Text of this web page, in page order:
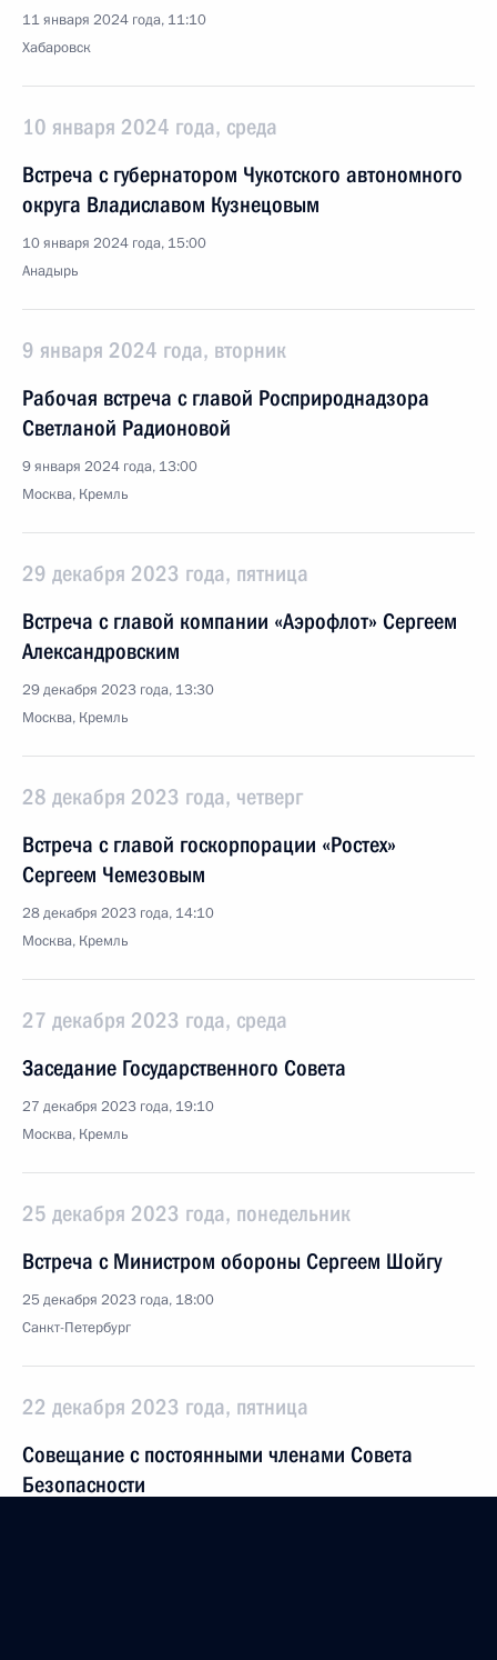
11 января 2024 года, 11:10
Хабаровск
10 января 2024 года, среда
Встреча с губернатором Чукотского автономного
округа Владиславом Кузнецовым
10 января 2024 года, 15:00
Анадырь
9 января 2024 года, вторник
Рабочая встреча с главой Росприроднадзора
Светланой Радионовой
9 января 2024 года, 13:00
Москва, Кремль
29 декабря 2023 года, пятница
Встреча с главой компании «Аэрофлот» Сергеем
Александровским
29 декабря 2023 года, 13:30
Москва, Кремль
28 декабря 2023 года, четверг
Встреча с главой госкорпорации «Ростех»
Сергеем Чемезовым
28 декабря 2023 года, 14:10
Москва, Кремль
27 декабря 2023 года, среда
Заседание Государственного Совета
27 декабря 2023 года, 19:10
Москва, Кремль
25 декабря 2023 года, понедельник
Встреча с Министром обороны Сергеем Шойгу
25 декабря 2023 года, 18:00
Санкт-Петербург
22 декабря 2023 года, пятница
Совещание с постоянными членами Совета
Безопасности